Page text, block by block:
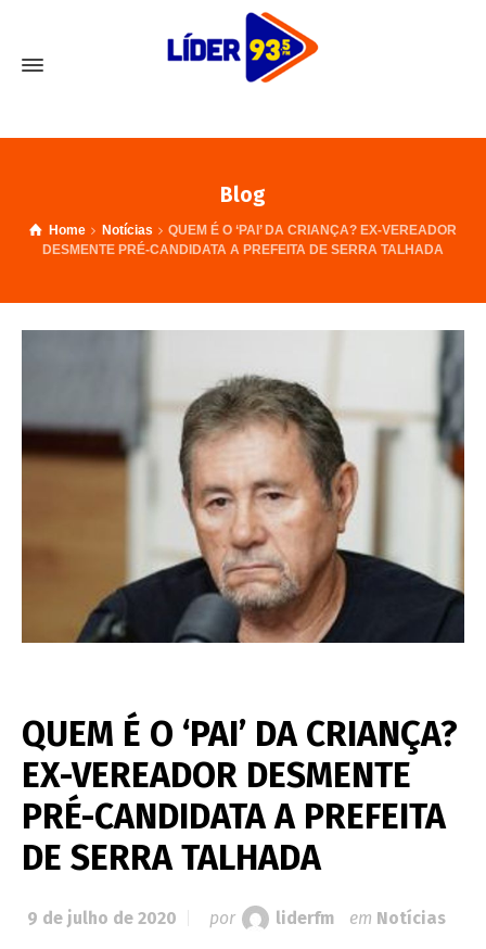
Blog
Home Notícias
QUEM É O ‘PAI’ DA CRIANÇA? EX-VEREADOR
DESMENTE PRÉ-CANDIDATA A PREFEITA DE SERRA TALHADA
QUEM É O ‘PAI’ DA CRIANÇA?
EX-VEREADOR DESMENTE
PRÉ-CANDIDATA A PREFEITA
DE SERRA TALHADA
9 de julho de 2020 por liderfm em Notícias